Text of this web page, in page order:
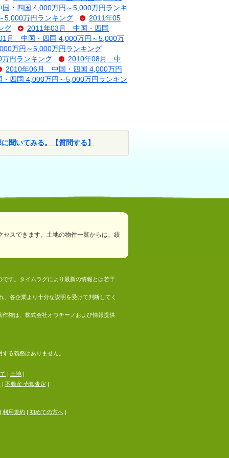
・四国 4,000万円～5,000万円ランキ
万円ランキング
2011年05
グ
2011年03月 中国・四国
月 中国・四国 4,000万円～5,000万
万円～5,000万円ランキング
円ランキング
2010年08月 中
2010年06月 中国・四国 4,000万円
四国 4,000万円～5,000万円ランキン
聞いてみる。【質問する】
スできます。土地の物件一覧からは、絞
す。タイムラグにより最新の情報とは若干
各企業より十分な説明を受けて判断してく
権は、株式会社オウチーノおよび情報提供
る義務はありません。
土地
不動産 売却査定
利用規約| 初めての方へ|